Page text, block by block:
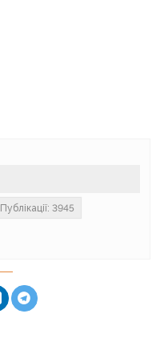
Публікації: 3945